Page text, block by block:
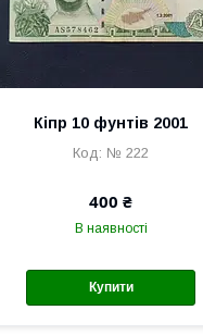
Кіпр 10 фунтів 2001
№ 222
400 ₴
В наявності
Купити